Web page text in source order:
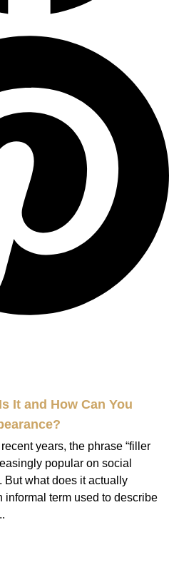
It and How Can You
years, the phrase “filler
popular on social
But what does it actually
term used to describe